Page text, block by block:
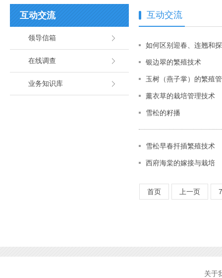
互动交流
领导信箱
在线调查
业务知识库
互动交流
如何区别迎春、连翘和
银边翠的繁殖技术
玉树（燕子掌）的繁殖
薰衣草的栽培管理技术
雪松的籽播
雪松早春扦插繁殖技术
西府海棠的嫁接与栽培
首页 上一页 7
关于